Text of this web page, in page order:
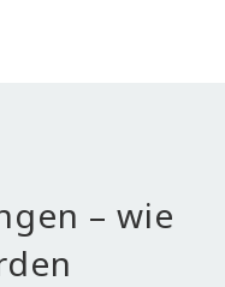
– wie